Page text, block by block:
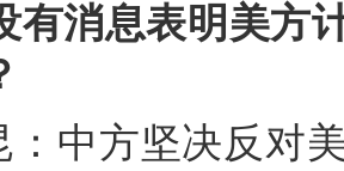
有消息表明美方
：中方坚决反对